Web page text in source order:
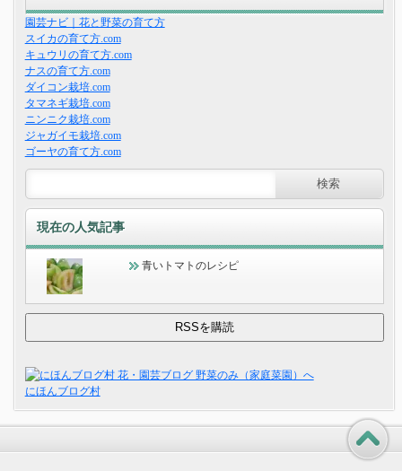
園芸ナビ｜花と野菜の育て方
スイカの育て方.com
キュウリの育て方.com
ナスの育て方.com
ダイコン栽培.com
タマネギ栽培.com
ニンニク栽培.com
ジャガイモ栽培.com
ゴーヤの育て方.com
現在の人気記事
青いトマトのレシピ
にほんブログ村